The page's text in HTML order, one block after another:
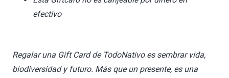
efectivo
Regalar una Gift Card de TodoNativo es sembrar vida,
biodiversidad y futuro. Más que un presente, es una